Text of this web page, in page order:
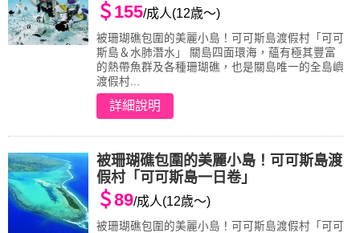
＄155/成人(12歳～)
被珊瑚礁包圍的美麗小島！可可斯島渡假村「可可
斯島＆水肺潛水」 關島四面環海，蘊有極其豐富
的熱帶魚群及各種珊瑚礁，也是關島唯一的全島嶼
渡假村...
詳細說明
被珊瑚礁包圍的美麗小島！可可斯島渡
假村「可可斯島一日卷」
＄89/成人(12歳～)
被珊瑚礁包圍的美麗小島！可可斯島渡假村「可可